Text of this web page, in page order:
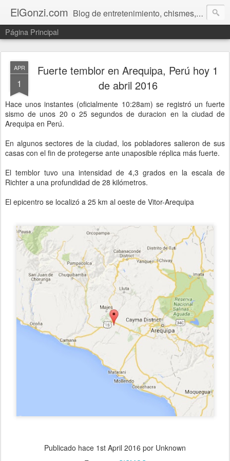
ElGonzi.com Blog de entretenimiento, chismes, humor, farándula, curiosidades, ovnis, noticias calientes, fotos, videos, paranormal y ¡más!
Página Principal
APR
1
Fuerte temblor en Arequipa, Perú hoy 1
de abril 2016
Hace unos instantes (oficialmente 10:28am) se registró un fuerte
sismo de unos 20 o 25 segundos de duracion en la ciudad de
Arequipa en Perú.
En algunos sectores de la ciudad, los pobladores salieron de sus
casas con el fin de protegerse ante unaposible réplica más fuerte.
El temblor tuvo una intensidad de 4,3 grados en la escala de
Richter a una profundidad de 28 kilómetros.
El epicentro se localizó a 25 km al oeste de Vitor-Arequipa
Publicado hace 1st April 2016 por Unknown